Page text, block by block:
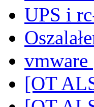
UPS i
vmware
[OT